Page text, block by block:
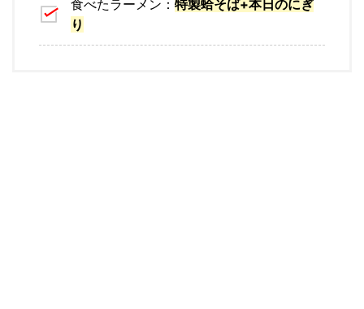
食べたラーメン： 特製蛤そば+本日のにぎ
り